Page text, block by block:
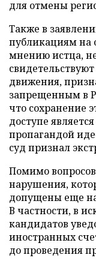
для отмены
Также в
публикациям на
мнению истца,
движения,
запрещенным в
что сохранение
доступе
пропагандой
суд признал
Помимо
нарушения,
допущены еще
В частности, в
кандидатов
иностранных
до проведения